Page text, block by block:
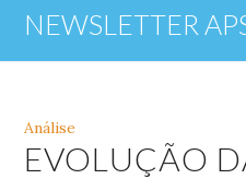
NEWSLETTER
Análise
EVOLUÇÃO